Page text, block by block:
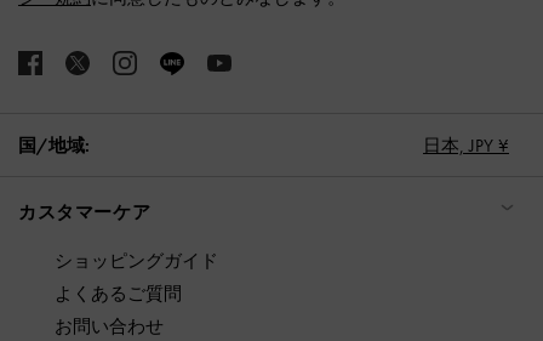
国/地域: 日本, JPY ¥
カスタマーケア
ショッピングガイド
よくあるご質問
お問い合わせ